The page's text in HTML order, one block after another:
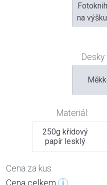
na
Desky
Materiál:
250g křídový
papír lesklý
Cena za kus
Cena celkem